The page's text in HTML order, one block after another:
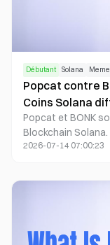
Débutant Solana Meme
Popcat contre
Coins Solana
Popcat et BONK
Blockchain
développement
Tokens, leur
d'expansion de
célèbre mème
accent plus
2026-07-14 07:00:23